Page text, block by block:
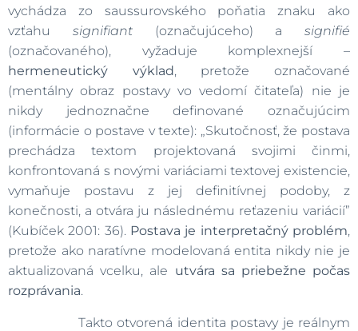
vychádza zo saussurovského poňatia znaku ako
vzťahu signifiant(označujúceho) a signifié
(označovaného), vyžaduje komplexnejší –
hermeneutický výklad, pretože označované
(mentálny obraz postavy vo vedomí čitateľa) nie je
nikdy jednoznačne definované označujúcim
(informácie o postave v texte): „Skutočnosť, že postava
prechádza textom projektovaná svojimi činmi,
konfrontovaná s novými variáciami textovej existencie,
vymaňuje postavu z jej definitívnej podoby, z
konečnosti, a otvára ju následnému reťazeniu variácií”
(Kubíček 2001: 36). Postava je interpretačný problém,
pretože ako naratívne modelovaná entita nikdy nie je
aktualizovaná vcelku, ale utvára sa priebežne počas
rozprávania.
Takto otvorená identita postavy je reálnym